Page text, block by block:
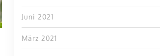
Juni 2021
März 2021